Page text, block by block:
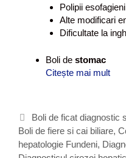
Polipii esofagieni
Alte modificari
Dificultate la
Boli de stomac
Citește mai mult
t
e
g
C
a
t
Boli de ficat diagnostic
Boli de fiere si cai biliare,
hepatologie Fundeni,